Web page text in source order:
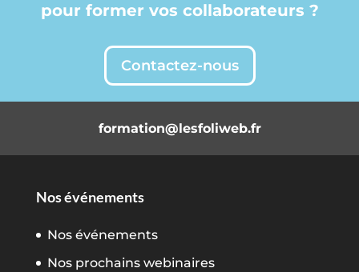
pour former vos collaborateurs ?
Contactez-nous
formation@lesfoliweb.fr
Nos événements
Nos événements
Nos prochains webinaires